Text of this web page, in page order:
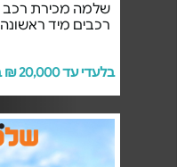
שלמה מכירת רכב
רכבים מיד ראשונה
בלעדי עד 20,000 ₪ בתשלומים נוחים